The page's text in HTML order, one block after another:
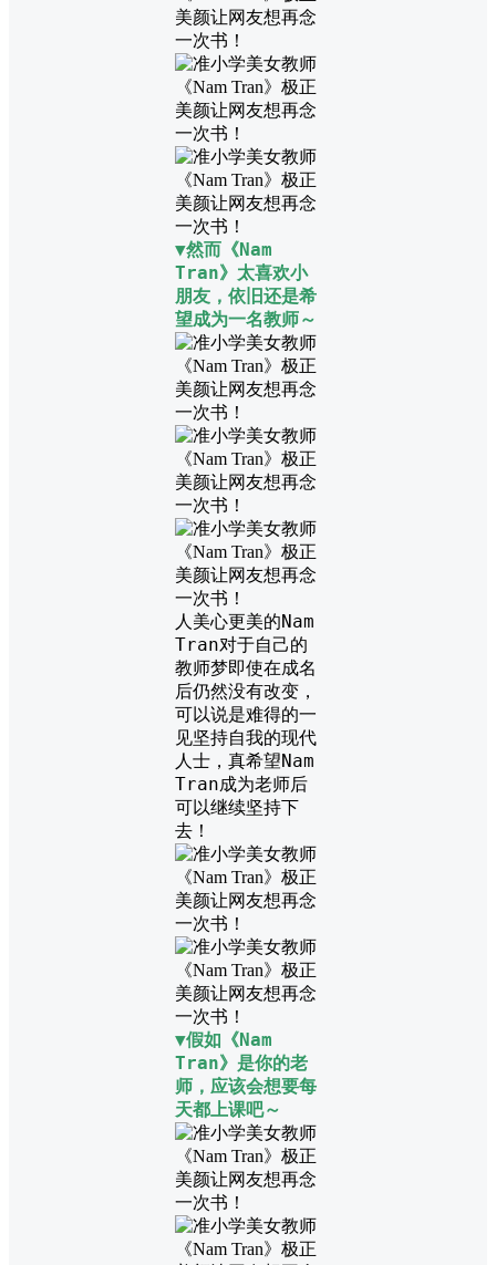
▼然而《Nam
Tran》太喜欢小
朋友，依旧还是希
望成为一名教师～
人美心更美的Nam
Tran对于自己的
教师梦即使在成名
后仍然没有改变，
可以说是难得的一
见坚持自我的现代
人士，真希望Nam
Tran成为老师后
可以继续坚持下
去！
▼假如《Nam
Tran》是你的老
师，应该会想要每
天都上课吧～